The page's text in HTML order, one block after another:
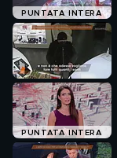
PUNTATA INTERA
PUNTATA INTERA